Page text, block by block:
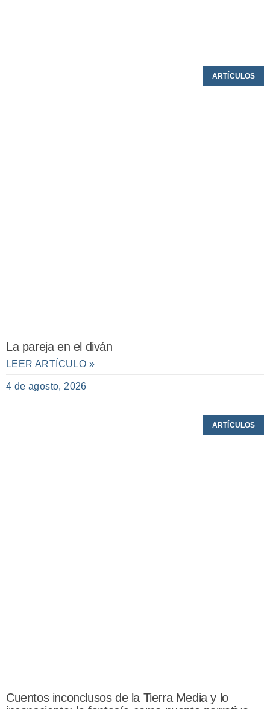
ARTÍCULOS
La pareja en el diván
LEER ARTÍCULO »
4 de agosto, 2026
ARTÍCULOS
Cuentos inconclusos de la Tierra Media y lo